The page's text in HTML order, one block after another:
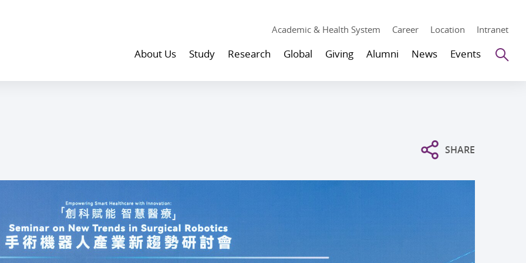
Academic & Health System Career Location Intranet
About Us Study Research Global Giving Alumni News Events
SHARE